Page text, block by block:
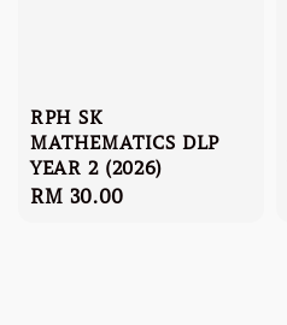
RPH SK
MATHEMATICS DLP
YEAR 2 (2026)
Regular
RM 30.00